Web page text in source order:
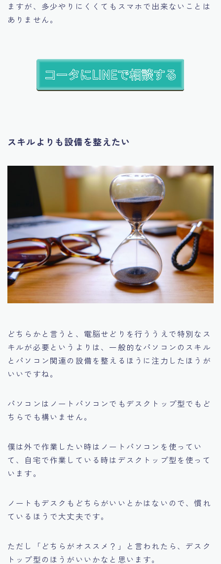
ますが、多少やりにくくてもスマホで出来ないことは
ありません。
スキルよりも設備を整えたい
どちらかと言うと、電脳せどりを行ううえで特別なス
キルが必要というよりは、一般的なパソコンのスキル
とパソコン関連の設備を整えるほうに注力したほうが
いいですね。
パソコンはノートパソコンでもデスクトップ型でもど
ちらでも構いません。
僕は外で作業したい時はノートパソコンを使ってい
て、自宅で作業している時はデスクトップ型を使って
います。
ノートもデスクもどちらがいいとかはないので、慣れ
ているほうで大丈夫です。
ただし 「どちらがオススメ？」
と言われたら、デスク
トップ型のほうがいいかなと思います。